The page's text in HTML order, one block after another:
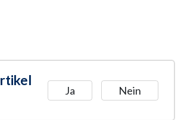
Ja Nein